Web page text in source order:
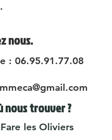
nous.
: 06.95.91.77.08
nous trouver ?
les Oliviers